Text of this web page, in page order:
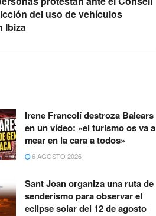
del uso de vehículos
Ibiza
Irene Francolí destroza Balears
en un vídeo: «el turismo os va a
mear en la cara a todos»
6 AGOSTO 2026
Sant Joan organiza una ruta de
senderismo para observar el
eclipse solar del 12 de agosto